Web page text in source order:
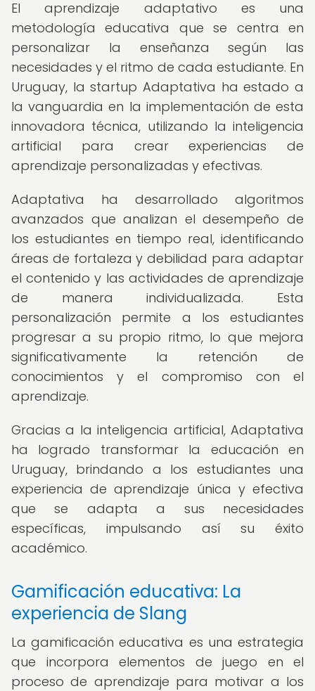
El aprendizaje adaptativo es una
metodología educativa que se centra en
personalizar la enseñanza según las
necesidades y el ritmo de cada estudiante. En
Uruguay, la startup Adaptativa ha estado a
la vanguardia en la implementación de esta
innovadora técnica, utilizando la inteligencia
artificial para crear experiencias de
aprendizaje personalizadas y efectivas.
Adaptativa ha desarrollado algoritmos
avanzados que analizan el desempeño de
los estudiantes en tiempo real, identificando
áreas de fortaleza y debilidad para adaptar
el contenido y las actividades de aprendizaje
de manera individualizada. Esta
personalización permite a los estudiantes
progresar a su propio ritmo, lo que mejora
significativamente la retención de
conocimientos y el compromiso con el
aprendizaje.
Gracias a la inteligencia artificial, Adaptativa
ha logrado transformar la educación en
Uruguay, brindando a los estudiantes una
experiencia de aprendizaje única y efectiva
que se adapta a sus necesidades
específicas, impulsando así su éxito
académico.
Gamificación educativa: La
experiencia de Slang
La gamificación educativa es una estrategia
que incorpora elementos de juego en el
proceso de aprendizaje para motivar a los